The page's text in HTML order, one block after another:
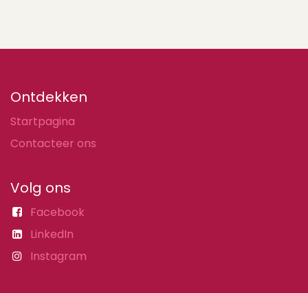
Ontdekken
Startpagina
Contacteer ons
Volg ons
Facebook
LinkedIn
Instagram